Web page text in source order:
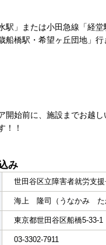
駅」または小田急線「経
船橋駅・希望ヶ丘団地」
開始前に、施設までお越
！！
み
世田谷区立障害者就労支
海上 隆司（うなかみ た
東京都世田谷区船橋5-33-1
03-3302-7911